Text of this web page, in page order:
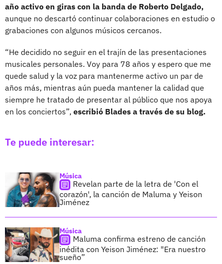
año activo en giras con la banda de Roberto Delgado,
aunque no descartó continuar colaboraciones en estudio o
grabaciones con algunos músicos cercanos.
“He decidido no seguir en el trajín de las presentaciones
musicales personales. Voy para 78 años y espero que me
quede salud y la voz para mantenerme activo un par de
años más, mientras aún pueda mantener la calidad que
siempre he tratado de presentar al público que nos apoya
en los conciertos”, escribió Blades a través de su blog.
Te puede interesar:
Música
Revelan parte de la letra de 'Con el
corazón', la canción de Maluma y Yeison
Jiménez
Música
Maluma confirma estreno de canción
inédita con Yeison Jiménez: "Era nuestro
sueño”